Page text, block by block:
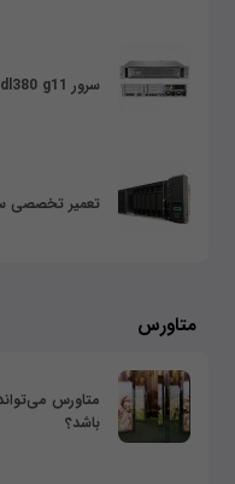
سرور dl380 g11
تعمیر تخصصی
متاورس
متاورس
باشد؟